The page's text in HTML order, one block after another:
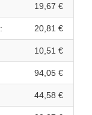
19,67 €
: 20,81 €
10,51 €
94,05 €
44,58 €